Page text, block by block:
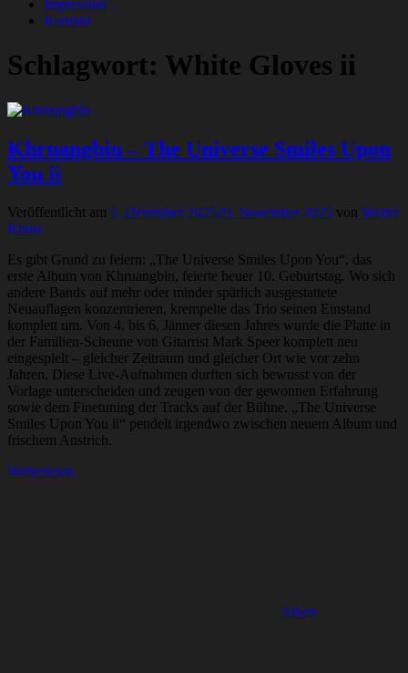
Impressum
Kontakt
Schlagwort: White Gloves ii
Khruangbin – The Universe Smiles Upon
You ii
Veröffentlicht am 1. Dezember 202529. November 2025 von Walter
Kraus
Es gibt Grund zu feiern: „The Universe Smiles Upon You“, das
erste Album von Khruangbin, feierte heuer 10. Geburtstag. Wo sich
andere Bands auf mehr oder minder spärlich ausgestattete
Neuauflagen konzentrieren, krempelte das Trio seinen Einstand
komplett um. Von 4. bis 6. Jänner diesen Jahres wurde die Platte in
der Familien-Scheune von Gitarrist Mark Speer komplett neu
eingespielt – gleicher Zeitraum und gleicher Ort wie vor zehn
Jahren. Diese Live-Aufnahmen durften sich bewusst von der
Vorlage unterscheiden und zeugen von der gewonnen Erfahrung
sowie dem Finetuning der Tracks auf der Bühne. „The Universe
Smiles Upon You ii“ pendelt irgendwo zwischen neuem Album und
frischem Anstrich.
Weiterlesen
Alben